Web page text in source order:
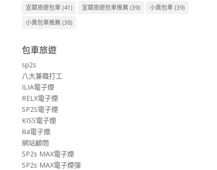
宜蘭旅遊包車(41) 宜蘭旅遊包車推薦(39) 小黃包車(39)
小黃包車推薦(38)
包車旅遊
sp2s
八大兼職打工
ILIA電子煙
RELX電子煙
SP2S電子煙
KISS電子煙
ilia電子煙
網站顧問
SP2s MAX電子煙
SP2s MAX電子煙彈